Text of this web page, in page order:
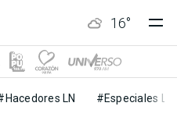
16°
LN #Especiales LN